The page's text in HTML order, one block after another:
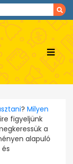
? Milyen
figyeljünk
a
alapuló